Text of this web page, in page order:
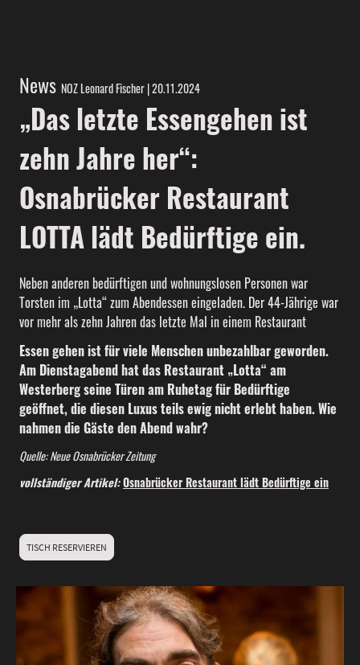
News NOZ Leonard Fischer | 20.11.2024
„Das letzte Essengehen ist
zehn Jahre her“:
Osnabrücker Restaurant
LOTTA lädt Bedürftige ein.
Neben anderen bedürftigen und wohnungslosen Personen war
Torsten im „Lotta“ zum Abendessen eingeladen. Der 44-Jährige war
vor mehr als zehn Jahren das letzte Mal in einem Restaurant
Essen gehen ist für viele Menschen unbezahlbar geworden.
Am Dienstagabend hat das Restaurant „Lotta“ am
Westerberg seine Türen am Ruhetag für Bedürftige
geöffnet, die diesen Luxus teils ewig nicht erlebt haben. Wie
nahmen die Gäste den Abend wahr?
Quelle: Neue Osnabrücker Zeitung
vollständiger Artikel:Osnabrücker Restaurant lädt Bedürftige ein
TISCH RESERVIEREN